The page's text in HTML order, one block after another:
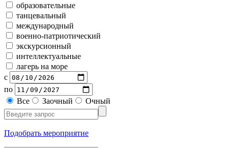
образовательные
танцевальный
международный
военно-патриотический
экскурсионный
интеллектуальные
лагерь на море
с
по
Все
Заочный Очный
Подобрать мероприятие